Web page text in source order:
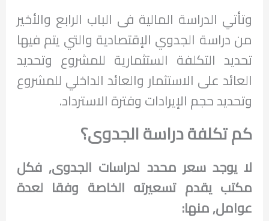
وتأتي الدراسة المالية فى الباب الرابع والأخير
من دراسة الجدوي الإقتصادية والتي يتم فيها
تحديد التكلفة الستثمارية للمشروع وتحديد
العائد على الاستثمار والعائد الداخلي للمشروع
وتحديد حجم الإيرادات وفترة الاسترداد.
كم تكلفة دراسة الجدوى؟
لا يوجد سعر محدد لدراسات الجدوى, فكل
مكتب يقدم تسعيرته الخاصة وفقا لعدة
عوامل, منها: